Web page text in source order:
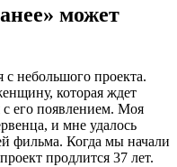
может
небольшого проекта.
которая ждет
с его появлением. Моя
и мне удалось
фильма. Когда мы начали
продлится 37 лет.